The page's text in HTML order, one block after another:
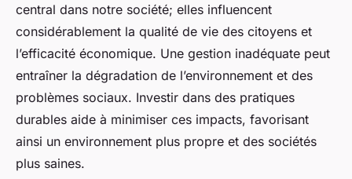
central dans notre société; elles influencent
considérablement la qualité de vie des citoyens et
l’efficacité économique. Une gestion inadéquate peut
entraîner la dégradation de l’environnement et des
problèmes sociaux. Investir dans des pratiques
durables aide à minimiser ces impacts, favorisant
ainsi un environnement plus propre et des sociétés
plus saines.